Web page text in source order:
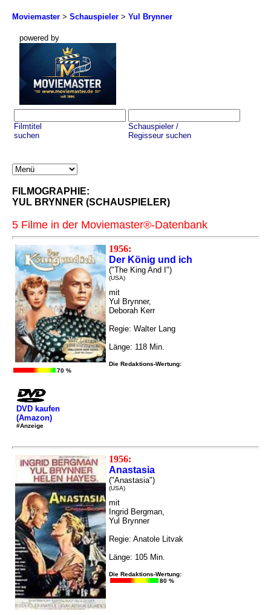
Moviemaster > Schauspieler > Yul Brynner
powered by
Filmtitel
suchen
Schauspieler /
Regisseur suchen
FILMOGRAPHIE:
YUL BRYNNER (SCHAUSPIELER)
5 Filme in der Moviemaster®-Datenbank
1956:
Der König und ich
("The King And I")
(USA)
mit
Yul Brynner,
Deborah Kerr
Regie: Walter Lang
Länge: 118 Min.
Die Redaktions-Wertung:
70 %
DVD kaufen
(Amazon)
#Anzeige
1956:
Anastasia
("Anastasia")
(USA)
mit
Ingrid Bergman,
Yul Brynner
Regie: Anatole Litvak
Länge: 105 Min.
Die Redaktions-Wertung:
80 %